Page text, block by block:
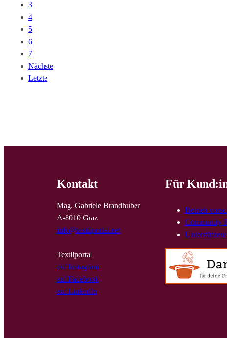
3
4
5
6
7
Nächste
Letzte
Kontakt
Mag. Gabriele Brandhuber
A-8010 Graz
info@textilportal.net
Textilportal
auf Instagram
auf Facebook
auf LinkedIn
Für
Betrieb
Community